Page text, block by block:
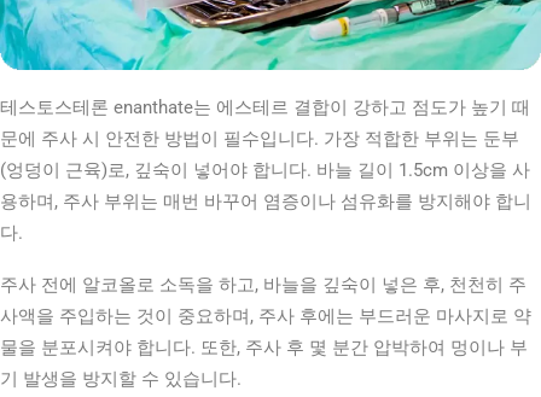
테스토스테론 enanthate는 에스테르 결합이 강하고 점도가 높기 때
문에 주사 시 안전한 방법이 필수입니다. 가장 적합한 부위는 둔부
(엉덩이 근육)로, 깊숙이 넣어야 합니다. 바늘 길이 1.5cm 이상을 사
용하며, 주사 부위는 매번 바꾸어 염증이나 섬유화를 방지해야 합니
다.
주사 전에 알코올로 소독을 하고, 바늘을 깊숙이 넣은 후, 천천히 주
사액을 주입하는 것이 중요하며, 주사 후에는 부드러운 마사지로 약
물을 분포시켜야 합니다. 또한, 주사 후 몇 분간 압박하여 멍이나 부
기 발생을 방지할 수 있습니다.